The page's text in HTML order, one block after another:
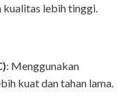
kualitas lebih tinggi.
: Menggunakan
kuat dan tahan lama.